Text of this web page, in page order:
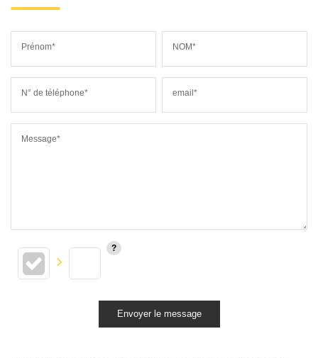
Prénom* NOM*
N° de téléphone* email*
Message*
Envoyer le message